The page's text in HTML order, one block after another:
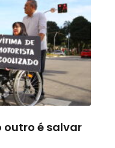
outro é salvar